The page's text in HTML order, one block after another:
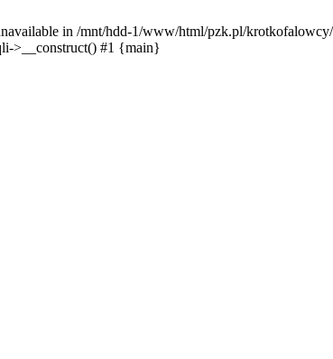
in /mnt/hdd-1/www/html/pzk.pl/
>__construct() #1 {main}